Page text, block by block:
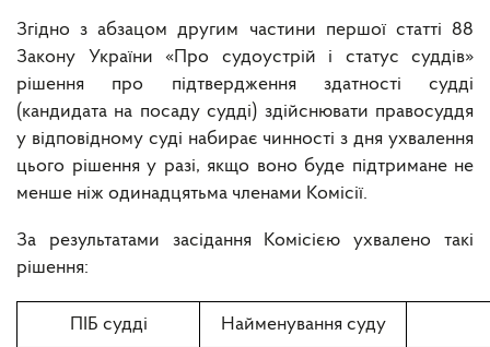
Згідно з абзацом другим частини першої статті 88
Закону України «Про судоустрій і статус суддів»
рішення про підтвердження здатності судді
(кандидата на посаду судді) здійснювати правосуддя
у відповідному суді набирає чинності з дня ухвалення
цього рішення у разі, якщо воно буде підтримане не
менше ніж одинадцятьма членами Комісії.
За результатами засідання Комісією ухвалено такі
рішення:
ПІБ судді Найменування суду